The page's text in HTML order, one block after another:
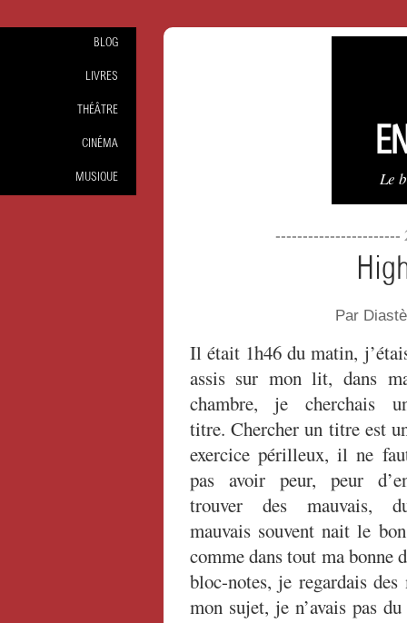
Le
-----------------------
Par
Il était 1h46 du matin,
assis sur mon lit, dans
chambre, je cherchais
titre. Chercher un titre est
exercice périlleux, il ne
pas avoir peur, peur
trouver des mauvais,
mauvais souvent nait le
comme dans tout ma bonne
bloc-notes, je regardais
mon sujet, je n’avais pas
BLOG
LIVRES
THÉÂTRE
CINÉMA
MUSIQUE